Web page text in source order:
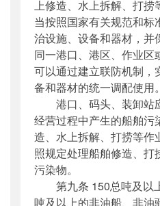
上修造、水上拆解、打捞
当按照国家有关规范和
治设施、设备和器材，并
同一港口、港区、作业区
可以通过建立联防机制，
备和器材的统一调配使用。
港口、码头、装卸站
经营过程中产生的船舶污
造、水上拆解、打捞等作
照规定处理船舶修造、打
污染物。
第九条 150总吨及以
吨及以上的非油船、非油